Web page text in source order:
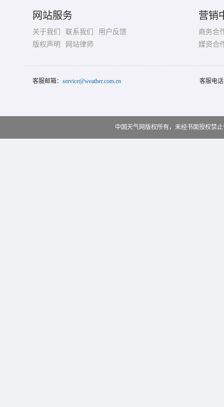
网站服务
关于我们 联系我们
用户反馈
版权声明
网站律师
营销
商务合
媒资合
客服邮箱： service@weather.com.cn 客服电
中国天气网版权所有，未经书面授权